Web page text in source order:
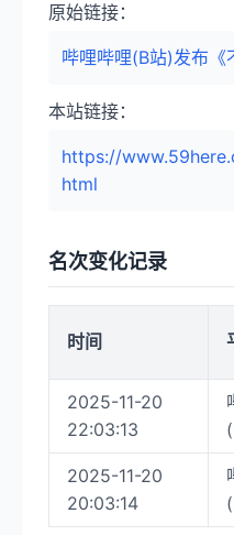
原始链接：
哔哩哔哩(B站)发布《
本站链接：
https://
html
名次变化记录
时间
2025-11-20
22:03:13
2025-11-20
20:03:14